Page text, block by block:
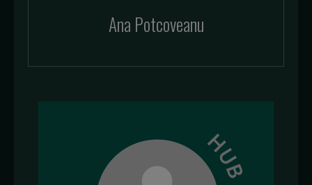
Ana Potcoveanu